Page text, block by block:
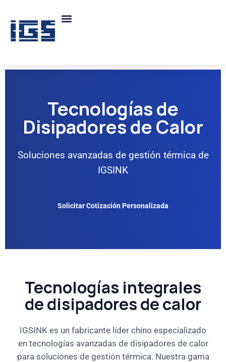
Tecnologías de
Disipadores de Calor
Soluciones avanzadas de gestión térmica de
IGSINK
Solicitar Cotización Personalizada
Tecnologías integrales
de disipadores de calor
IGSINK es un fabricante líder chino especializado
en tecnologías avanzadas de disipadores de calor
para soluciones de gestión térmica. Nuestra gama